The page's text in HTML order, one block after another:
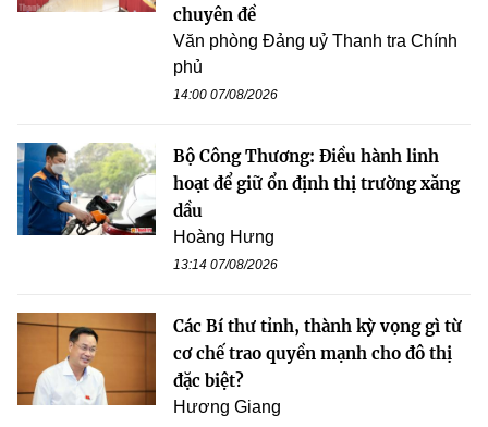
chuyên đề
Văn phòng Đảng uỷ Thanh tra Chính
phủ
14:00 07/08/2026
Bộ Công Thương: Điều hành linh
hoạt để giữ ổn định thị trường xăng
dầu
Hoàng Hưng
13:14 07/08/2026
Các Bí thư tỉnh, thành kỳ vọng gì từ
cơ chế trao quyền mạnh cho đô thị
đặc biệt?
Hương Giang